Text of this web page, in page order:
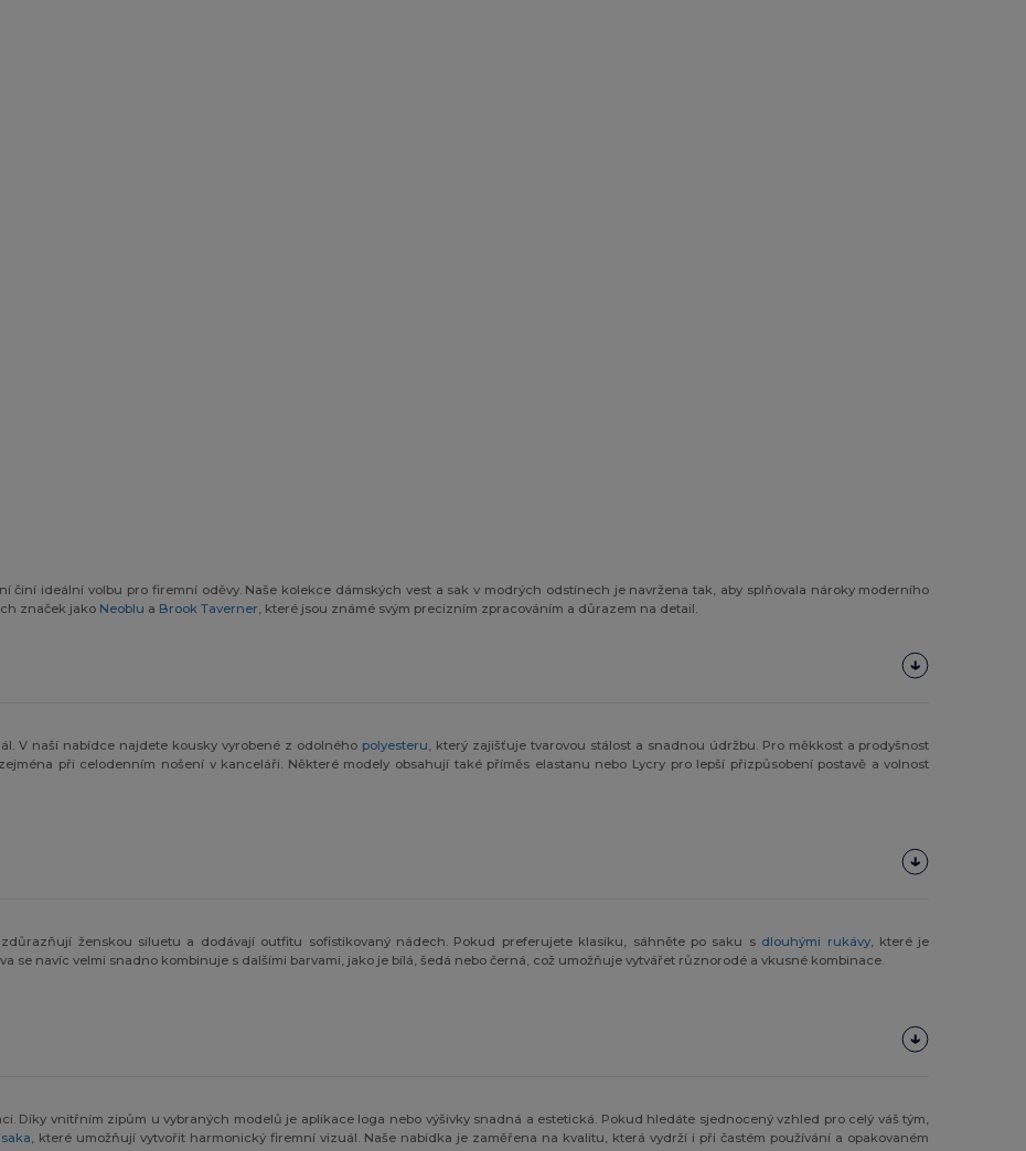
činí ideální volbu pro firemní oděvy. Naše kolekce dámských vest a sak v modrých odstínech je navržena tak, aby splňovala nároky moderního
značek jako Neoblu a Brook Taverner, které jsou známé svým precizním zpracováním a důrazem na detail.
V naší nabídce najdete kousky vyrobené z odolného polyesteru, který zajišťuje tvarovou stálost a snadnou údržbu. Pro měkkost a prodyšnost
při celodenním nošení v kanceláři. Některé modely obsahují také příměs elastanu nebo Lycry pro lepší přizpůsobení postavě a volnost
ženskou siluetu a dodávají outfitu sofistikovaný nádech. Pokud preferujete klasiku, sáhněte po saku s dlouhými rukávy, které je
se navíc velmi snadno kombinuje s dalšími barvami, jako je bílá, šedá nebo černá, což umožňuje vytvářet různorodé a vkusné kombinace.
Díky vnitřním zipům u vybraných modelů je aplikace loga nebo výšivky snadná a estetická. Pokud hledáte sjednocený vzhled pro celý váš tým,
, které umožňují vytvořit harmonický firemní vizuál. Naše nabídka je zaměřena na kvalitu, která vydrží i při častém používání a opakovaném